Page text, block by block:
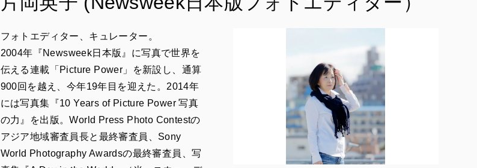
フォトエディター、キュレーター。
2004年『Newsweek日本版』に写真で世界を
伝える連載「Picture Power」を新設し、通算
900回を越え、今年19年目を迎えた。2014年
には写真集『10 Years of Picture Power 写真
の力』を出版。World Press Photo Contestの
アジア地域審査員長と最終審査員、Sony
World Photography Awardsの最終審査員、写